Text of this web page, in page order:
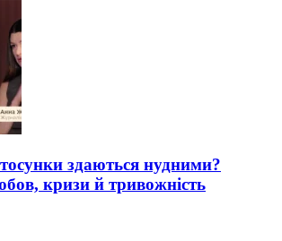
здаються нудними?
кризи й тривожність